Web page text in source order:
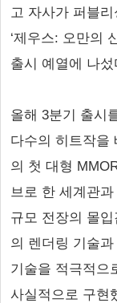
고 자사가 퍼블
‘제우스: 오만의
출시 예열에 나섰
올해 3분기 출시
다수의 히트작을
의 첫 대형
브로 한 세계관
규모 전장의 몰
의 렌더링 기술
기술을 적극적으
사실적으로 구현